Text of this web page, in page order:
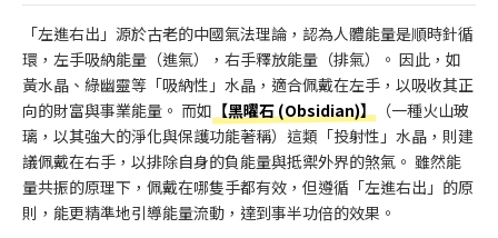
「左進右出」源於古老的中國氣法理論，認為人體能量是順時針循
環，左手吸納能量（進氣），右手釋放能量（排氣）。 因此，如
黃水晶、綠幽靈等「吸納性」水晶，適合佩戴在左手，以吸收其正
向的財富與事業能量。 而如 【黑曜石 (Obsidian)】 （一種火山玻
璃，以其強大的淨化與保護功能著稱）這類「投射性」水晶，則建
議佩戴在右手，以排除自身的負能量與抵禦外界的煞氣。 雖然能
量共振的原理下，佩戴在哪隻手都有效，但遵循「左進右出」的原
則，能更精準地引導能量流動，達到事半功倍的效果。